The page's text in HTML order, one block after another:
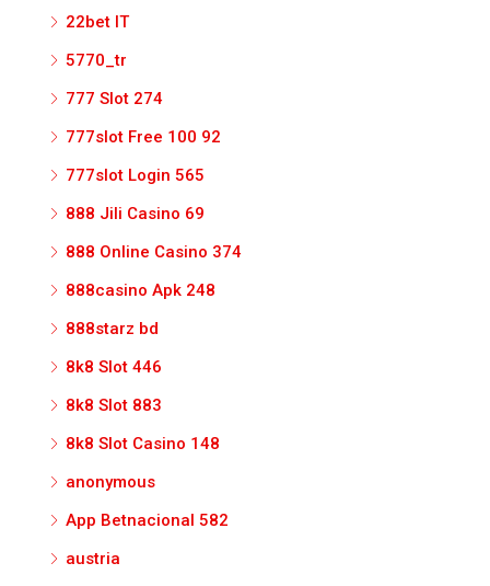
22bet IT
5770_tr
777 Slot 274
777slot Free 100 92
777slot Login 565
888 Jili Casino 69
888 Online Casino 374
888casino Apk 248
888starz bd
8k8 Slot 446
8k8 Slot 883
8k8 Slot Casino 148
anonymous
App Betnacional 582
austria